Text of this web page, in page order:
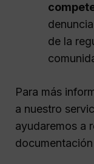
de la
Para más
a nuestro
ayudaremos a